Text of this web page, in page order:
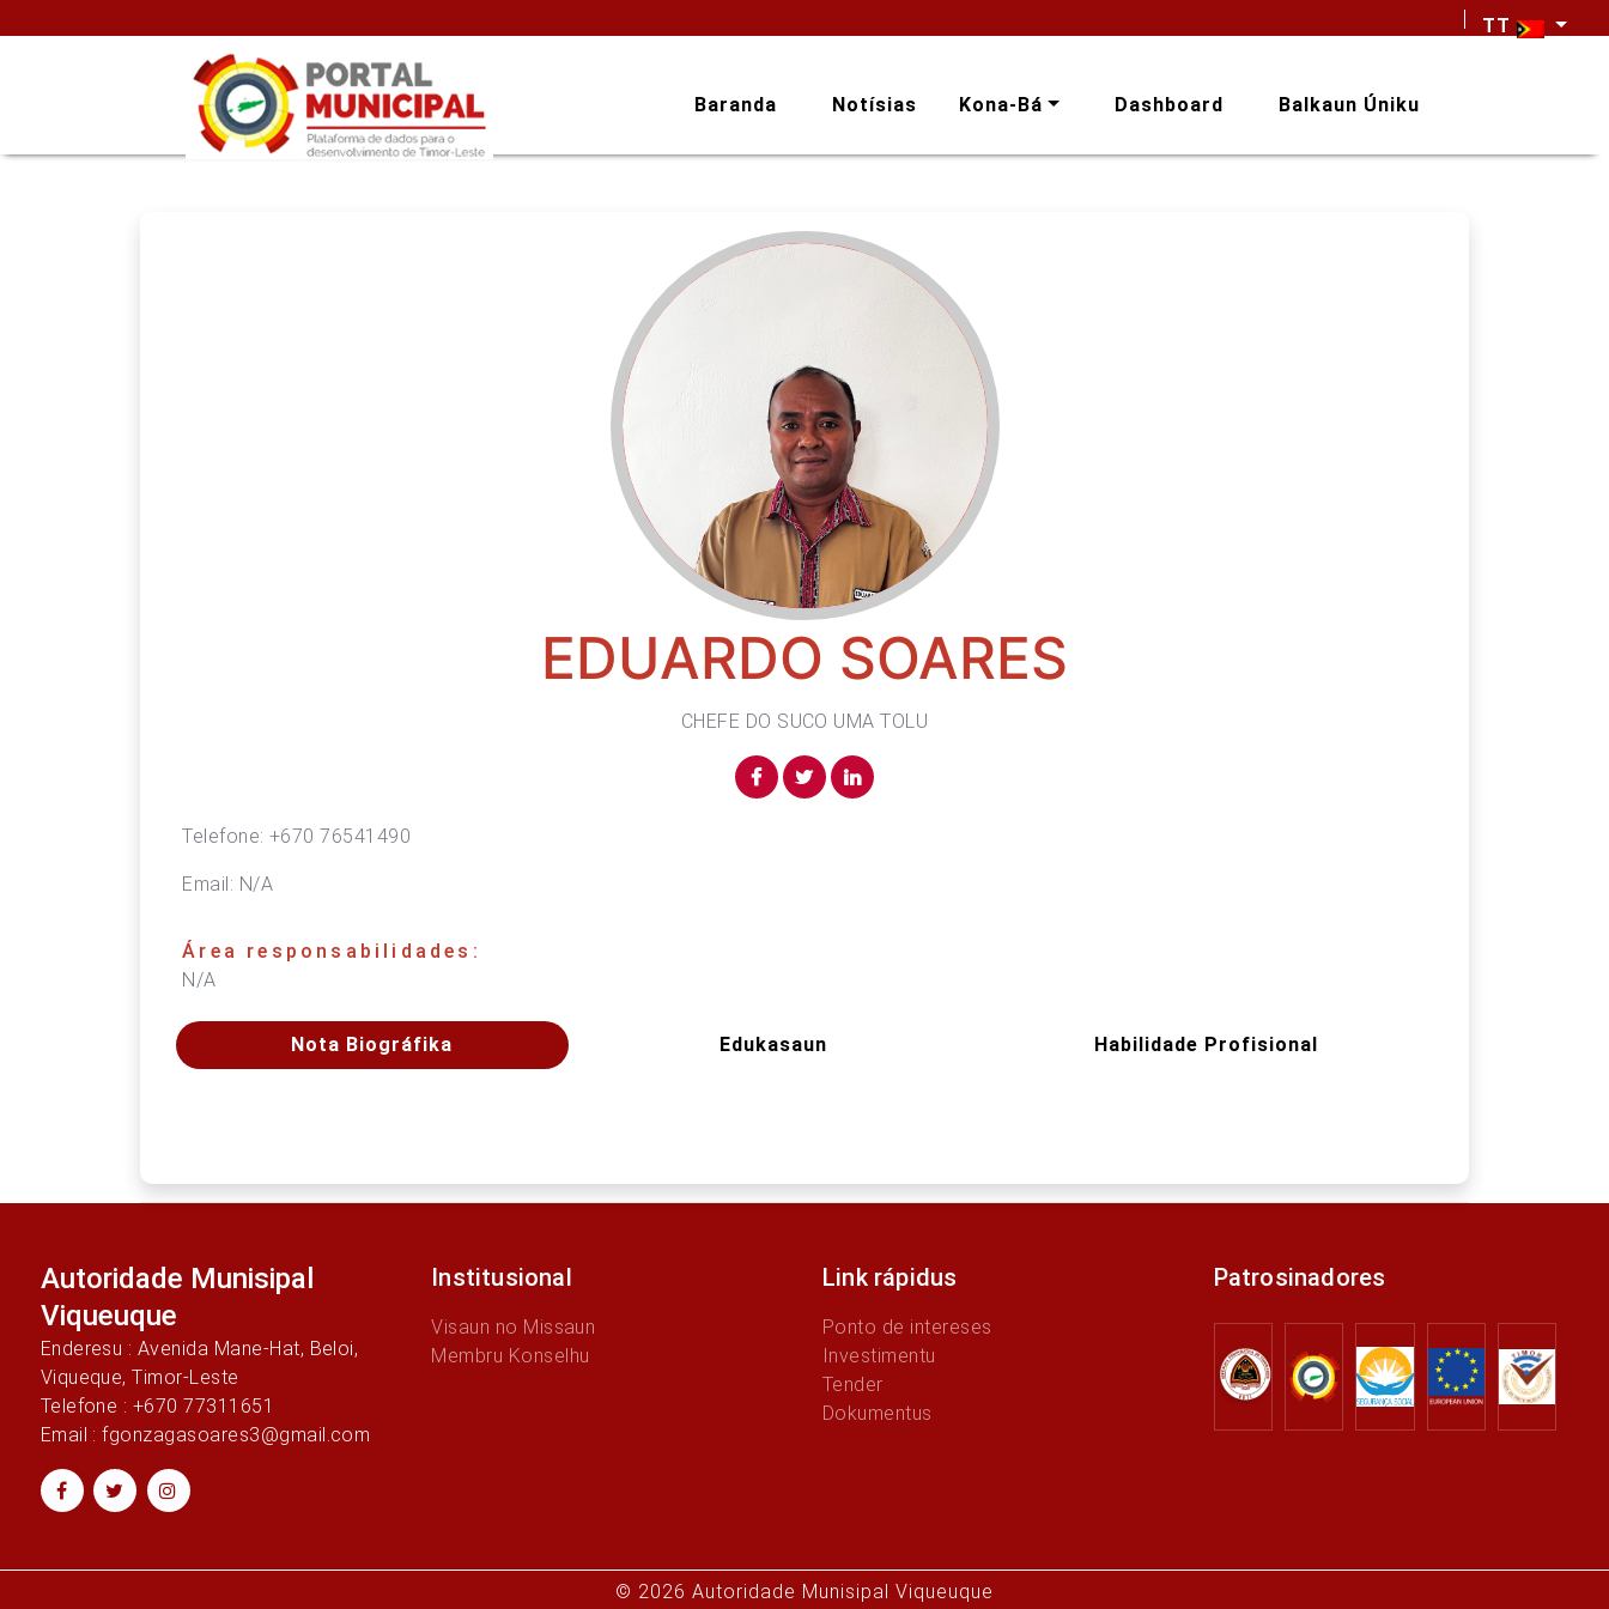
TT
Baranda Notísias Kona-Bá Dashboard Balkaun Úniku
EDUARDO SOARES
CHEFE DO SUCO UMA TOLU
Telefone:+670 76541490
Email: N/A
Área responsabilidades:
N/A
Nota Biográfika Edukasaun Habilidade Profisional
Autoridade Munisipal
Viqueuque
Enderesu : Avenida Mane-Hat, Beloi,
Viqueque, Timor-Leste
Telefone : +670 77311651
Email : fgonzagasoares3@gmail.com
Institusional
Visaun no Missaun
Membru Konselhu
Link rápidus
Ponto de intereses
Investimentu
Tender
Dokumentus
Patrosinadores
© 2026 Autoridade Munisipal Viqueuque